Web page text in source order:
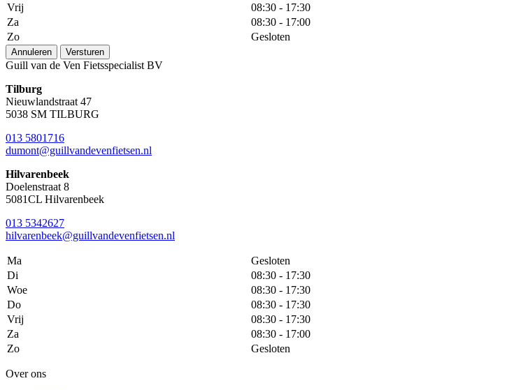
Vrij
08:30 - 17:30
Za
08:30 - 17:00
Zo
Gesloten
Annuleren Versturen
Guill van de Ven Fietsspecialist BV
Tilburg
Nieuwlandstraat 47
5038 SM TILBURG
013 5801716
dumont@guillvandevenfietsen.nl
Hilvarenbeek
Doelenstraat 8
5081CL Hilvarenbeek
013 5342627
hilvarenbeek@guillvandevenfietsen.nl
Ma
Gesloten
Di
08:30 - 17:30
Woe
08:30 - 17:30
Do
08:30 - 17:30
Vrij
08:30 - 17:30
Za
08:30 - 17:00
Zo
Gesloten
Over ons